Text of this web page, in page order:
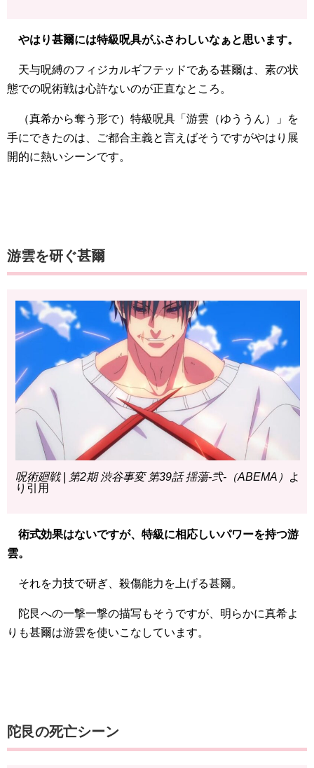
やはり甚爾には特級呪具がふさわしいなぁと思います。
天与呪縛のフィジカルギフテッドである甚爾は、素の状
態での呪術戦は心許ないのが正直なところ。
（真希から奪う形で）特級呪具「游雲（ゆううん）」を
手にできたのは、ご都合主義と言えばそうですがやはり展
開的に熱いシーンです。
游雲を研ぐ甚爾
呪術廻戦 | 第2期 渋谷事変 第39話 揺蕩-弐-（ABEMA）
よ
り引用
術式効果はないですが、特級に相応しいパワーを持つ游
雲。
それを力技で研ぎ、殺傷能力を上げる甚爾。
陀艮への一撃一撃の描写もそうですが、明らかに真希よ
りも甚爾は游雲を使いこなしています。
陀艮の死亡シーン